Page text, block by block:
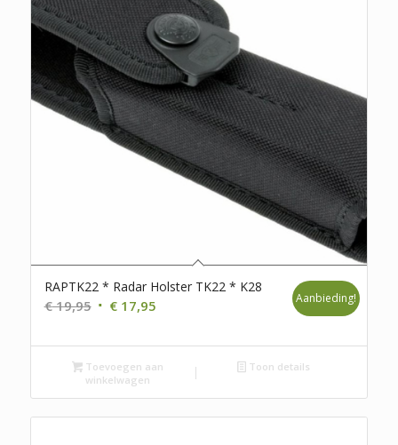
RAPTK22 * Radar Holster TK22 * K28
€19,95 Oorspronkelijke
was:
€ 19,95.
€17,95Huidige
is:
€ 17,95.
Aanbieding!
Toevoegen aan
winkelwagen
Toon details